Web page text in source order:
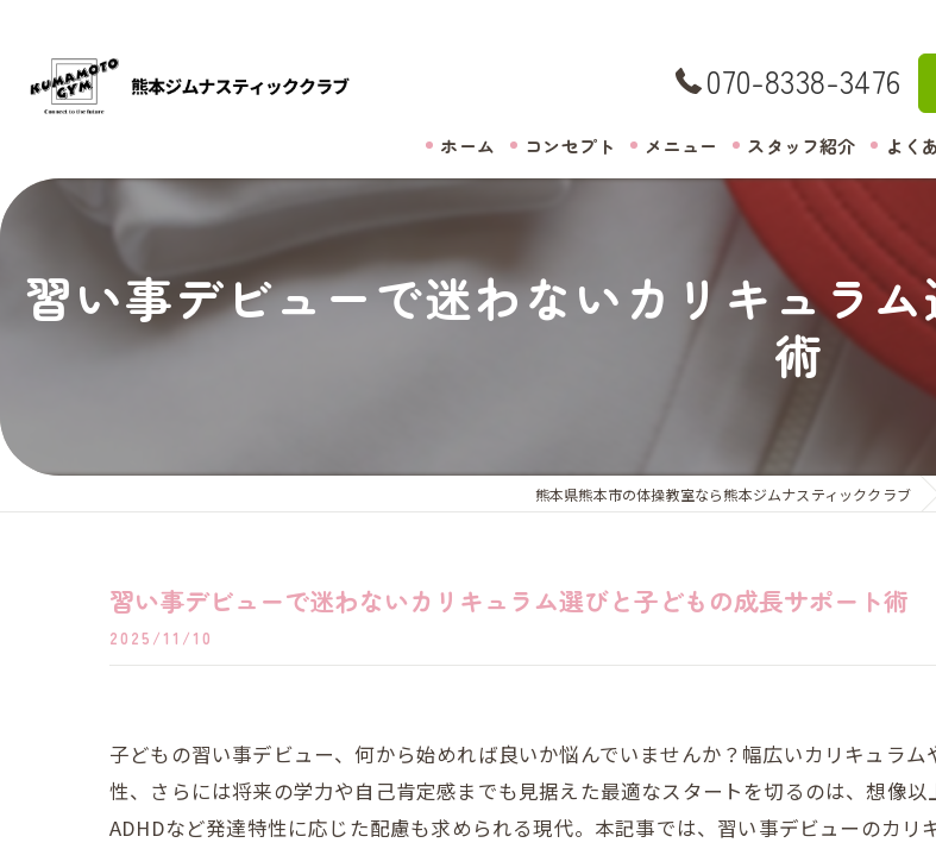
070-8338-3476
ホーム コンセプト メニュー スタッフ紹介 よく
習い事デビューで迷わないカリキュラ
術
熊本県熊本市の体操教室なら熊本ジムナスティッククラブ
習い事デビューで迷わないカリキュラム選びと子どもの成長サポート術
2025/11/10
子どもの習い事デビュー、何から始めれば良いか悩んでいませんか？幅広いカリキュラ
性、さらには将来の学力や自己肯定感までも見据えた最適なスタートを切るのは、想像
ADHDなど発達特性に応じた配慮も求められる現代。本記事では、習い事デビューのカ